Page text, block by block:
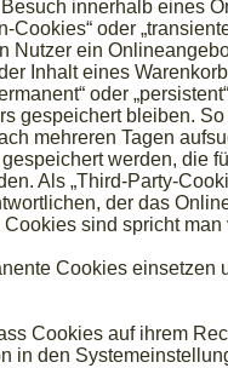
innerhalb eines
Cookies“ oder
Nutzer ein
Inhalt eines
oder
gespeichert bleiben.
mehreren Tagen
werden, die
Als „Third-Party-
der das
sind spricht man
Cookies einsetzen
Cookies auf ihrem
in den